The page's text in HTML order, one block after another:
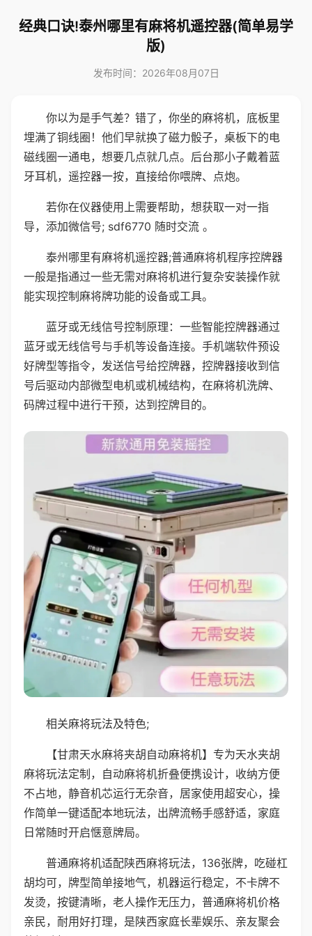
经典口诀!泰州哪里有麻将机遥控器(简单易学
版)
发布时间：2026年08月07日
你以为是手气差？错了，你坐的麻将机，底板里
埋满了铜线圈！他们早就换了磁力骰子，桌板下的电
磁线圈一通电，想要几点就几点。后台那小子戴着蓝
牙耳机，遥控器一按，直接给你喂牌、点炮。
若你在仪器使用上需要帮助，想获取一对一指
导，添加微信号; sdf6770 随时交流 。
泰州哪里有麻将机遥控器;普通麻将机程序控牌器
一般是指通过一些无需对麻将机进行复杂安装操作就
能实现控制麻将牌功能的设备或工具。
蓝牙或无线信号控制原理：一些智能控牌器通过
蓝牙或无线信号与手机等设备连接。手机端软件预设
好牌型等指令，发送信号给控牌器，控牌器接收到信
号后驱动内部微型电机或机械结构，在麻将机洗牌、
码牌过程中进行干预，达到控牌目的。
相关麻将玩法及特色;
【甘肃天水麻将夹胡自动麻将机】专为天水夹胡
麻将玩法定制，自动麻将机折叠便携设计，收纳方便
不占地，静音机芯运行无杂音，居家使用超安心，操
作简单一键适配本地玩法，出牌流畅手感舒适，家庭
日常随时开启惬意牌局。
普通麻将机适配陕西麻将玩法，136张牌，吃碰杠
胡均可，牌型简单接地气，机器运行稳定，不卡牌不
发烫，按键清晰，老人操作无压力，普通麻将机价格
亲民，耐用好打理，是陕西家庭长辈娱乐、亲友聚会